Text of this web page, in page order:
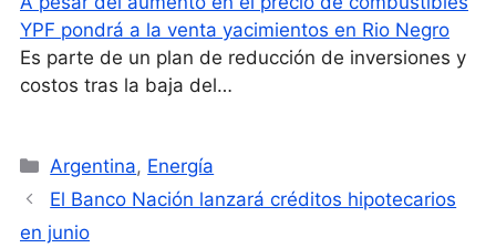
YPF pondrá a la venta yacimientos en Rio Negro
Es parte de un plan de reducción de inversiones y
costos tras la baja del…
Categorías
Argentina, Energía
El Banco Nación lanzará créditos hipotecarios
en junio